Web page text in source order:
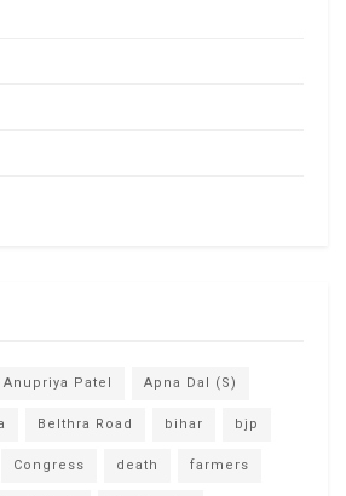
Anupriya Patel Apna Dal (S)
Belthra Road bihar bjp
Congress death farmers